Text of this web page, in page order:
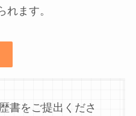
ます。
書をご提出くださ